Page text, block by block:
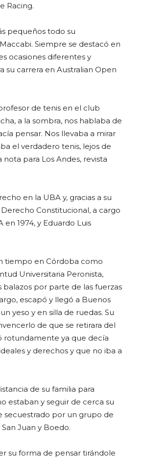
Racing.
pequeños todo su
Siempre se destacó en
ocasiones diferentes y
su carrera en Australian Open
de tenis en el club
a la sombra, nos hablaba de
pensar. Nos llevaba a mirar
el verdadero tenis, lejos de
para Los Andes, revista
en la UBA y, gracias a su
Constitucional, a cargo
1974, y Eduardo Luis
tiempo en Córdoba como
Universitaria Peronista,
por parte de las fuerzas
escapó y llegó a Buenos
yeso y en silla de ruedas. Su
de que se retirara del
rotundamente ya que decía
y derechos y que no iba a
de su familia para
estaban y seguir de cerca su
secuestrado por un grupo de
Juan y Boedo.
su forma de pensar tirándole